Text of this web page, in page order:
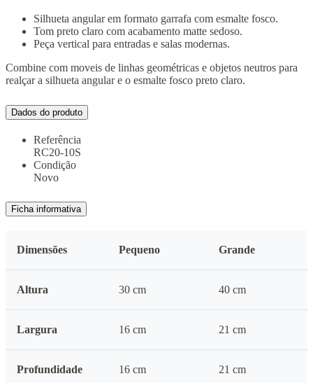
Silhueta angular em formato garrafa com esmalte fosco.
Tom preto claro com acabamento matte sedoso.
Peça vertical para entradas e salas modernas.
Combine com moveis de linhas geométricas e objetos neutros para
realçar a silhueta angular e o esmalte fosco preto claro.
Dados do produto
Referência
RC20-10S
Condição
Novo
Ficha informativa
Dimensões Pequeno Grande
Altura 30 cm 40 cm
Largura 16 cm 21 cm
Profundidade 16 cm 21 cm